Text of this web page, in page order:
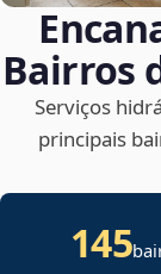
Bairros
Serviços
principais
145